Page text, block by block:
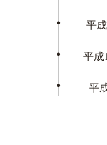
平
平成
平